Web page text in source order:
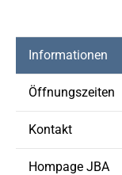
Informationen
Öffnungszeiten
Kontakt
Hompage JBA